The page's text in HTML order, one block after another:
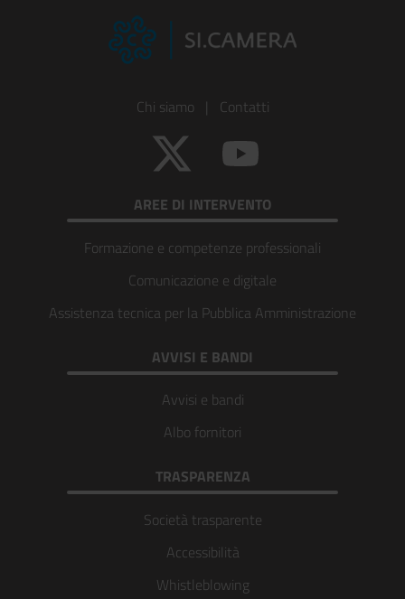
Chi siamo | Contatti
Twitter
AREE DI INTERVENTO
Formazione e competenze professionali
Comunicazione e digitale
Assistenza tecnica per la Pubblica Amministrazione
AVVISI E BANDI
Avvisi e bandi
Albo fornitori
TRASPARENZA
Società trasparente
Accessibilità
Whistleblowing